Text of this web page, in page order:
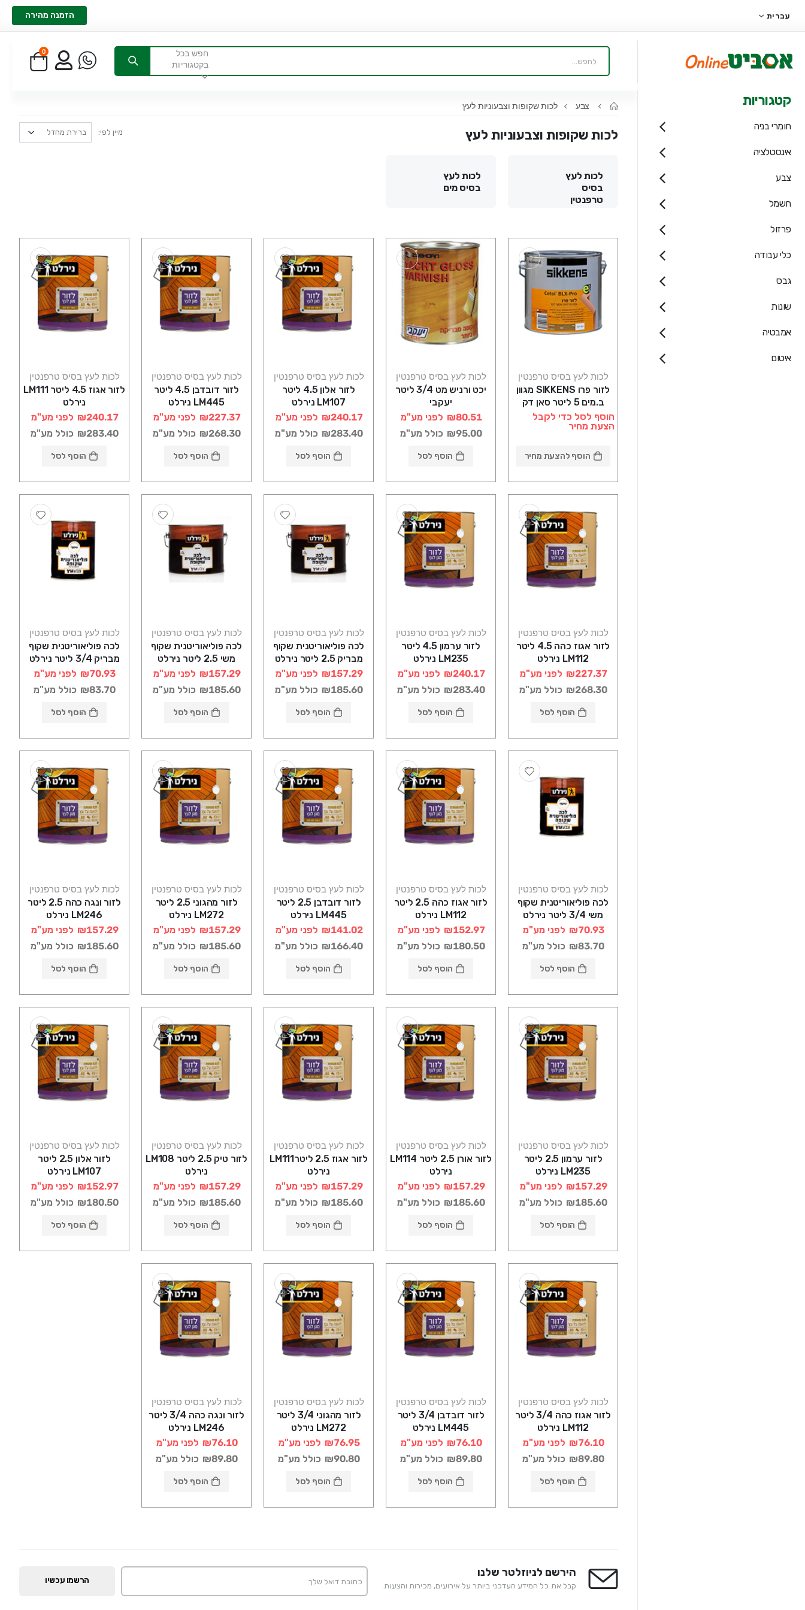
עברית הזמנה מהירה
חפש בכל
בקטגוריות
0
קטגוריות
חומרי בניה
אינסטלציה
צבע
חשמל
פרזול
כלי עבודה
גבס
שונות
אמבטיה
איטום
צבע לכות שקופות וצבעוניות לעץ
לכות שקופות וצבעוניות לעץ מיין לפי:
לכות לעץ
בסיס
טרפנטין
לכות לעץ
בסיס מים
לכות לעץ בסיס טרפנטין
לזור פרו SIKKENS מגוון
ב.מים 5 ליטר סאן דק
הוסף לסל כדי לקבל
הצעת מחיר
הוסף להצעת מחיר
לכות לעץ בסיס טרפנטין
יכט ורניש מט 3/4 ליטר
יעקבי
₪80.51 לפני מע"מ
₪95.00 כולל מע"מ
הוסף לסל
לכות לעץ בסיס טרפנטין
לזור אלון 4.5 ליטר
LM107 נירלט
₪240.17 לפני מע"מ
₪283.40 כולל מע"מ
הוסף לסל
לכות לעץ בסיס טרפנטין
לזור דובדבן 4.5 ליטר
LM445 נירלט
₪227.37 לפני מע"מ
₪268.30 כולל מע"מ
הוסף לסל
לכות לעץ בסיס טרפנטין
לזור אגוז 4.5 ליטר LM111
נירלט
₪240.17 לפני מע"מ
₪283.40 כולל מע"מ
הוסף לסל
לכות לעץ בסיס טרפנטין
לזור אגוז כהה 4.5 ליטר
LM112 נירלט
₪227.37 לפני מע"מ
₪268.30 כולל מע"מ
הוסף לסל
לכות לעץ בסיס טרפנטין
לזור ערמון 4.5 ליטר
LM235 נירלט
₪240.17 לפני מע"מ
₪283.40 כולל מע"מ
הוסף לסל
לכות לעץ בסיס טרפנטין
לכה פוליאוריטנית שקוף
מבריק 2.5 ליטר נירלט
₪157.29 לפני מע"מ
₪185.60 כולל מע"מ
הוסף לסל
לכות לעץ בסיס טרפנטין
לכה פוליאוריטנית שקוף
משי 2.5 ליטר נירלט
₪157.29 לפני מע"מ
₪185.60 כולל מע"מ
הוסף לסל
לכות לעץ בסיס טרפנטין
לכה פוליאוריטנית שקוף
מבריק 3/4 ליטר נירלט
₪70.93 לפני מע"מ
₪83.70 כולל מע"מ
הוסף לסל
לכות לעץ בסיס טרפנטין
לכה פוליאוריטנית שקוף
משי 3/4 ליטר נירלט
₪70.93 לפני מע"מ
₪83.70 כולל מע"מ
הוסף לסל
לכות לעץ בסיס טרפנטין
לזור אגוז כהה 2.5 ליטר
LM112 נירלט
₪152.97 לפני מע"מ
₪180.50 כולל מע"מ
הוסף לסל
לכות לעץ בסיס טרפנטין
לזור דובדבן 2.5 ליטר
LM445 נירלט
₪141.02 לפני מע"מ
₪166.40 כולל מע"מ
הוסף לסל
לכות לעץ בסיס טרפנטין
לזור מהגוני 2.5 ליטר
LM272 נירלט
₪157.29 לפני מע"מ
₪185.60 כולל מע"מ
הוסף לסל
לכות לעץ בסיס טרפנטין
לזור ונגה כהה 2.5 ליטר
LM246 נירלט
₪157.29 לפני מע"מ
₪185.60 כולל מע"מ
הוסף לסל
לכות לעץ בסיס טרפנטין
לזור ערמון 2.5 ליטר
LM235 נירלט
₪157.29 לפני מע"מ
₪185.60 כולל מע"מ
הוסף לסל
לכות לעץ בסיס טרפנטין
לזור אורן 2.5 ליטר LM114
נירלט
₪157.29 לפני מע"מ
₪185.60 כולל מע"מ
הוסף לסל
לכות לעץ בסיס טרפנטין
לזור אגוז 2.5 ליטרLM111
נירלט
₪157.29 לפני מע"מ
₪185.60 כולל מע"מ
הוסף לסל
לכות לעץ בסיס טרפנטין
לזור טיק 2.5 ליטר LM108
נירלט
₪157.29 לפני מע"מ
₪185.60 כולל מע"מ
הוסף לסל
לכות לעץ בסיס טרפנטין
לזור אלון 2.5 ליטר
LM107 נירלט
₪152.97 לפני מע"מ
₪180.50 כולל מע"מ
הוסף לסל
לכות לעץ בסיס טרפנטין
לזור אגוז כהה 3/4 ליטר
LM112 נירלט
₪76.10 לפני מע"מ
₪89.80 כולל מע"מ
הוסף לסל
לכות לעץ בסיס טרפנטין
לזור דובדבן 3/4 ליטר
LM445 נירלט
₪76.10 לפני מע"מ
₪89.80 כולל מע"מ
הוסף לסל
לכות לעץ בסיס טרפנטין
לזור מהגוני 3/4 ליטר
LM272 נירלט
₪76.95 לפני מע"מ
₪90.80 כולל מע"מ
הוסף לסל
לכות לעץ בסיס טרפנטין
לזור ונגה כהה 3/4 ליטר
LM246 נירלט
₪76.10 לפני מע"מ
₪89.80 כולל מע"מ
הוסף לסל
הירשם לניוזלטר שלנו
קבל את כל המידע העדכני ביותר על אירועים, מכירות והצעות.
הרשמו עכשיו